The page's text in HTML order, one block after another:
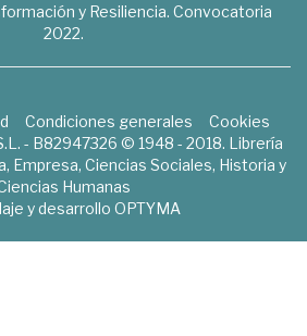
y Resiliencia. Convocatoria
2022.
Condiciones generales
Cookies
- B82947326 © 1948 - 2018. Librería
Empresa, Ciencias Sociales, Historia y
Humanas
y desarrollo OPTYMA